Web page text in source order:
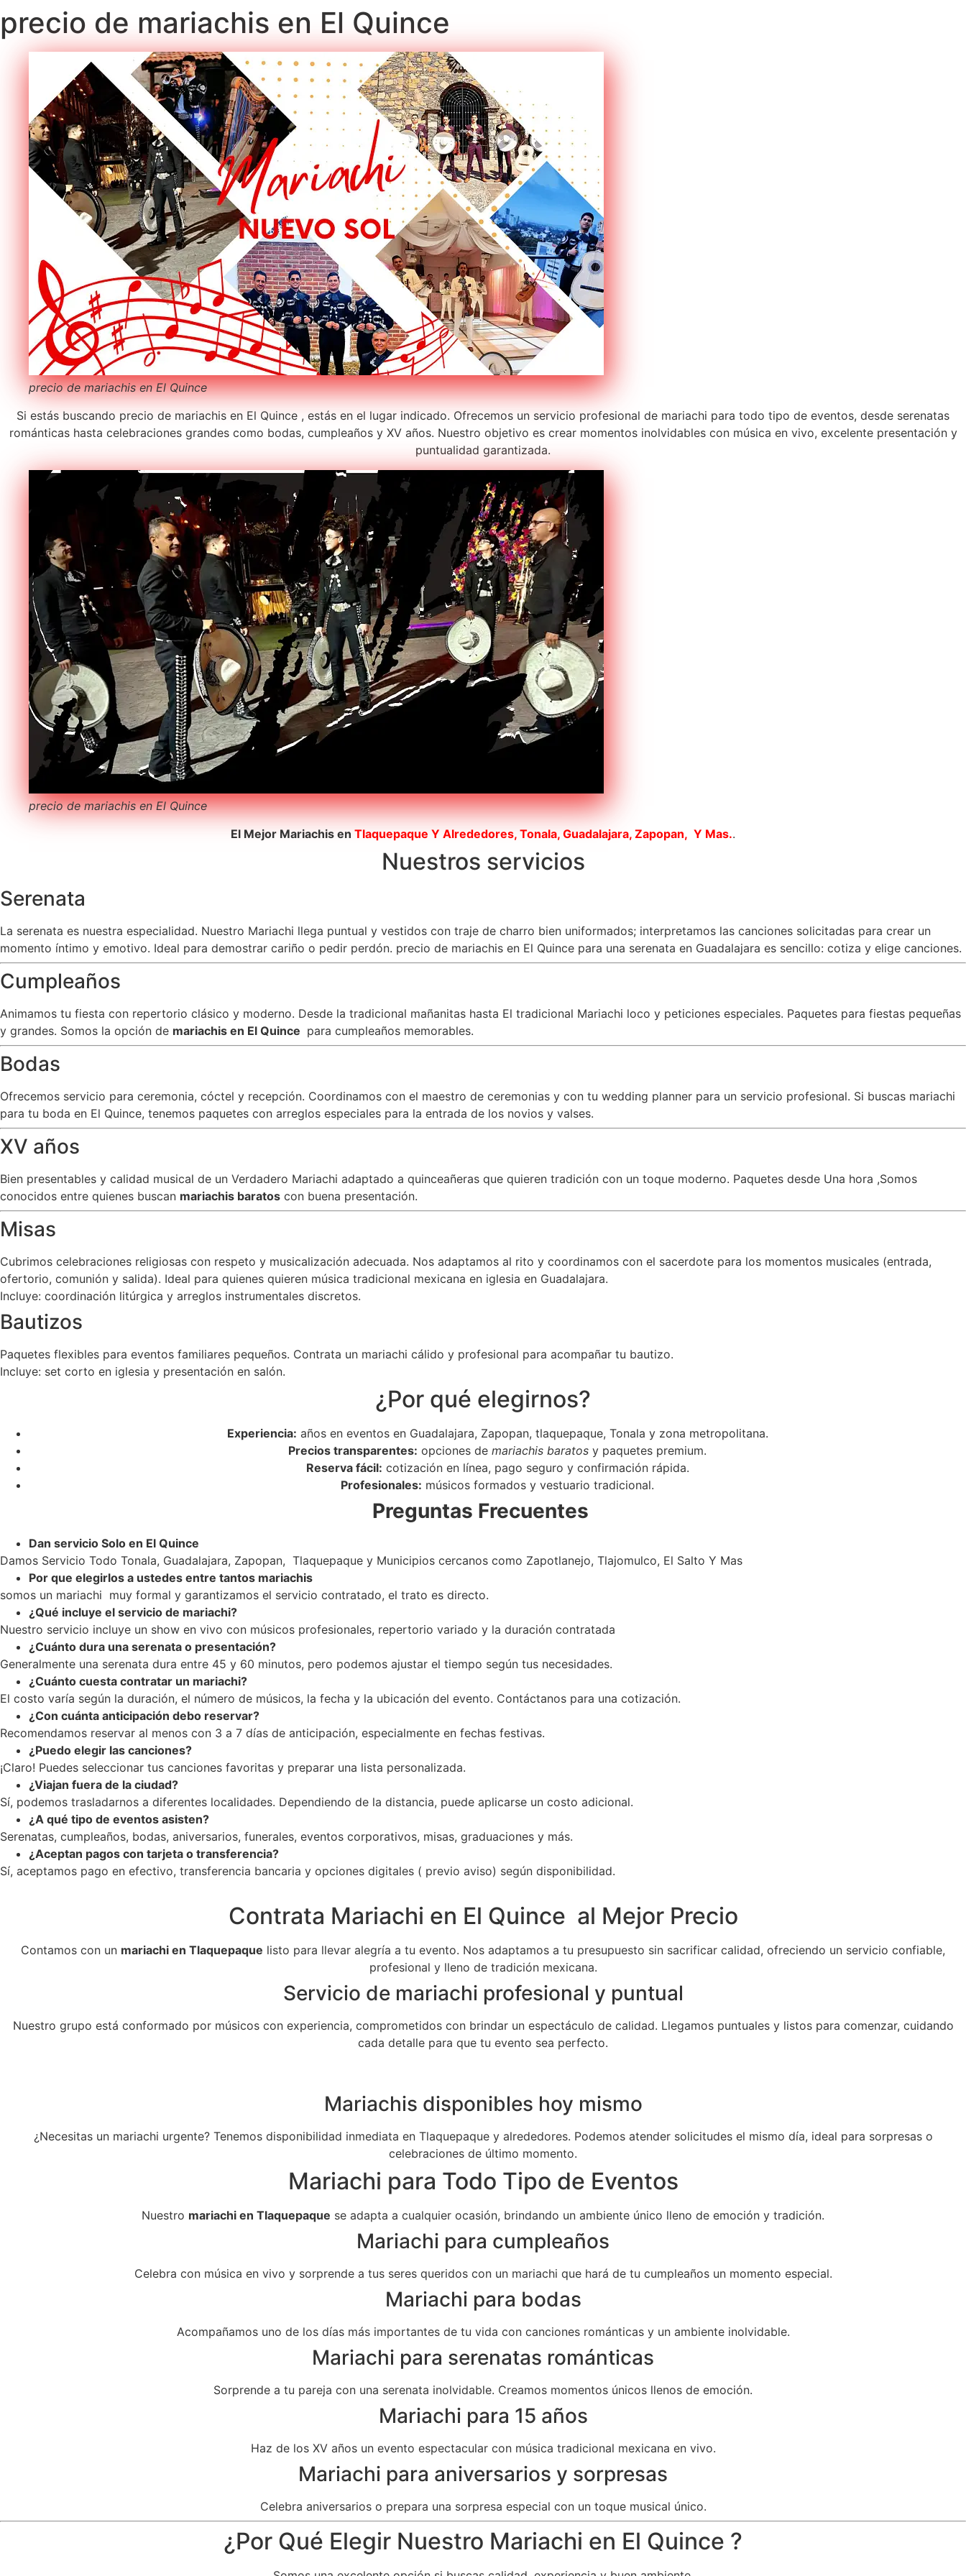
precio de mariachis en El Quince
precio de mariachis en El Quince
Si estás buscando precio de mariachis en El Quince , estás en el lugar indicado. Ofrecemos un servicio profesional de mariachi para todo tipo de eventos, desde serenatas
románticas hasta celebraciones grandes como bodas, cumpleaños y XV años. Nuestro objetivo es crear momentos inolvidables con música en vivo, excelente presentación y
puntualidad garantizada.
precio de mariachis en El Quince
El Mejor Mariachis en Tlaquepaque Y Alrededores, Tonala, Guadalajara, Zapopan, Y Mas..
Nuestros servicios
Serenata
La serenata es nuestra especialidad. Nuestro Mariachi llega puntual y vestidos con traje de charro bien uniformados; interpretamos las canciones solicitadas para crear un
momento íntimo y emotivo. Ideal para demostrar cariño o pedir perdón. precio de mariachis en El Quince para una serenata en Guadalajara es sencillo: cotiza y elige canciones.
Cumpleaños
Animamos tu fiesta con repertorio clásico y moderno. Desde la tradicional mañanitas hasta El tradicional Mariachi loco y peticiones especiales. Paquetes para fiestas pequeñas
y grandes. Somos la opción de mariachis en El Quince para cumpleaños memorables.
Bodas
Ofrecemos servicio para ceremonia, cóctel y recepción. Coordinamos con el maestro de ceremonias y con tu wedding planner para un servicio profesional. Si buscas mariachi
para tu boda en El Quince, tenemos paquetes con arreglos especiales para la entrada de los novios y valses.
XV años
Bien presentables y calidad musical de un Verdadero Mariachi adaptado a quinceañeras que quieren tradición con un toque moderno. Paquetes desde Una hora ,Somos
conocidos entre quienes buscan mariachis baratos con buena presentación.
Misas
Cubrimos celebraciones religiosas con respeto y musicalización adecuada. Nos adaptamos al rito y coordinamos con el sacerdote para los momentos musicales (entrada,
ofertorio, comunión y salida). Ideal para quienes quieren música tradicional mexicana en iglesia en Guadalajara.
Incluye: coordinación litúrgica y arreglos instrumentales discretos.
Bautizos
Paquetes flexibles para eventos familiares pequeños. Contrata un mariachi cálido y profesional para acompañar tu bautizo.
Incluye: set corto en iglesia y presentación en salón.
¿Por qué elegirnos?
Experiencia: años en eventos en Guadalajara, Zapopan, tlaquepaque, Tonala y zona metropolitana.
Precios transparentes: opciones de mariachis baratos y paquetes premium.
Reserva fácil: cotización en línea, pago seguro y confirmación rápida.
Profesionales: músicos formados y vestuario tradicional.
Preguntas Frecuentes
Dan servicio Solo en El Quince
Damos Servicio Todo Tonala, Guadalajara, Zapopan, Tlaquepaque y Municipios cercanos como Zapotlanejo, Tlajomulco, El Salto Y Mas
Por que elegirlos a ustedes entre tantos mariachis
somos un mariachi muy formal y garantizamos el servicio contratado, el trato es directo.
¿Qué incluye el servicio de mariachi?
Nuestro servicio incluye un show en vivo con músicos profesionales, repertorio variado y la duración contratada
¿Cuánto dura una serenata o presentación?
Generalmente una serenata dura entre 45 y 60 minutos, pero podemos ajustar el tiempo según tus necesidades.
¿Cuánto cuesta contratar un mariachi?
El costo varía según la duración, el número de músicos, la fecha y la ubicación del evento. Contáctanos para una cotización.
¿Con cuánta anticipación debo reservar?
Recomendamos reservar al menos con 3 a 7 días de anticipación, especialmente en fechas festivas.
¿Puedo elegir las canciones?
¡Claro! Puedes seleccionar tus canciones favoritas y preparar una lista personalizada.
¿Viajan fuera de la ciudad?
Sí, podemos trasladarnos a diferentes localidades. Dependiendo de la distancia, puede aplicarse un costo adicional.
¿A qué tipo de eventos asisten?
Serenatas, cumpleaños, bodas, aniversarios, funerales, eventos corporativos, misas, graduaciones y más.
¿Aceptan pagos con tarjeta o transferencia?
Sí, aceptamos pago en efectivo, transferencia bancaria y opciones digitales ( previo aviso) según disponibilidad.
Contrata Mariachi en El Quince al Mejor Precio
Contamos con un mariachi en Tlaquepaque listo para llevar alegría a tu evento. Nos adaptamos a tu presupuesto sin sacrificar calidad, ofreciendo un servicio confiable,
profesional y lleno de tradición mexicana.
Servicio de mariachi profesional y puntual
Nuestro grupo está conformado por músicos con experiencia, comprometidos con brindar un espectáculo de calidad. Llegamos puntuales y listos para comenzar, cuidando
cada detalle para que tu evento sea perfecto.
Mariachis disponibles hoy mismo
¿Necesitas un mariachi urgente? Tenemos disponibilidad inmediata en Tlaquepaque y alrededores. Podemos atender solicitudes el mismo día, ideal para sorpresas o
celebraciones de último momento.
Mariachi para Todo Tipo de Eventos
Nuestro mariachi en Tlaquepaque se adapta a cualquier ocasión, brindando un ambiente único lleno de emoción y tradición.
Mariachi para cumpleaños
Celebra con música en vivo y sorprende a tus seres queridos con un mariachi que hará de tu cumpleaños un momento especial.
Mariachi para bodas
Acompañamos uno de los días más importantes de tu vida con canciones románticas y un ambiente inolvidable.
Mariachi para serenatas románticas
Sorprende a tu pareja con una serenata inolvidable. Creamos momentos únicos llenos de emoción.
Mariachi para 15 años
Haz de los XV años un evento espectacular con música tradicional mexicana en vivo.
Mariachi para aniversarios y sorpresas
Celebra aniversarios o prepara una sorpresa especial con un toque musical único.
¿Por Qué Elegir Nuestro Mariachi en El Quince ?